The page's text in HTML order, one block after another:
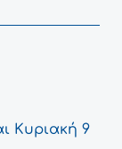
Κυριακή 9